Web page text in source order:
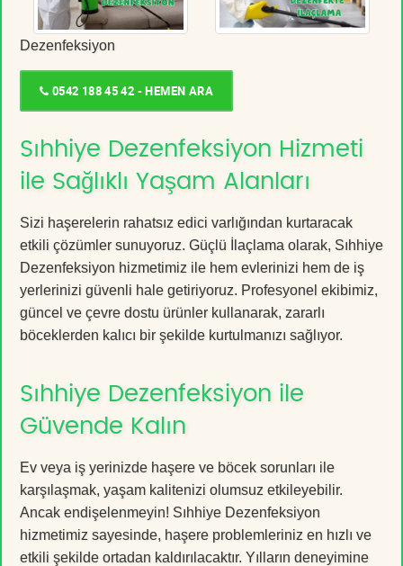
Dezenfeksiyon
0542 188 45 42 - HEMEN ARA
Sıhhiye Dezenfeksiyon Hizmeti
ile Sağlıklı Yaşam Alanları
Sizi haşerelerin rahatsız edici varlığından kurtaracak
etkili çözümler sunuyoruz. Güçlü İlaçlama olarak, Sıhhiye
Dezenfeksiyon hizmetimiz ile hem evlerinizi hem de iş
yerlerinizi güvenli hale getiriyoruz. Profesyonel ekibimiz,
güncel ve çevre dostu ürünler kullanarak, zararlı
böceklerden kalıcı bir şekilde kurtulmanızı sağlıyor.
Sıhhiye Dezenfeksiyon ile
Güvende Kalın
Ev veya iş yerinizde haşere ve böcek sorunları ile
karşılaşmak, yaşam kalitenizi olumsuz etkileyebilir.
Ancak endişelenmeyin! Sıhhiye Dezenfeksiyon
hizmetimiz sayesinde, haşere problemleriniz en hızlı ve
etkili şekilde ortadan kaldırılacaktır. Yılların deneyimine